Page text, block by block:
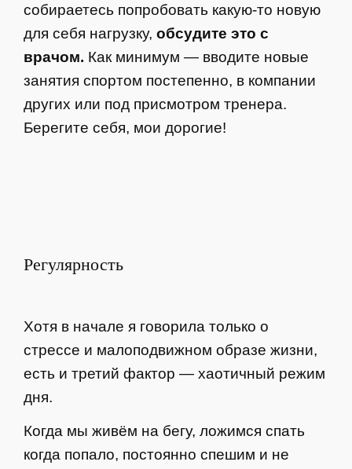
собираетесь попробовать какую-то новую
для себя нагрузку,обсудите это с
врачом. Как минимум — вводите новые
занятия спортом постепенно, в компании
других или под присмотром тренера.
Берегите себя, мои дорогие!
Регулярность
Хотя в начале я говорила только о
стрессе и малоподвижном образе жизни,
есть и третий фактор — хаотичный режим
дня.
Когда мы живём на бегу, ложимся спать
когда попало, постоянно спешим и не